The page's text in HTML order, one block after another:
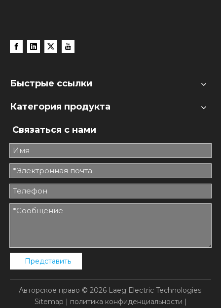
Быстрые ссылки
Категория продукта
Связаться с нами
Представить
Авторское право © 2026Laeg Electric Technologies.
Sitemap | политика конфиденциальности |